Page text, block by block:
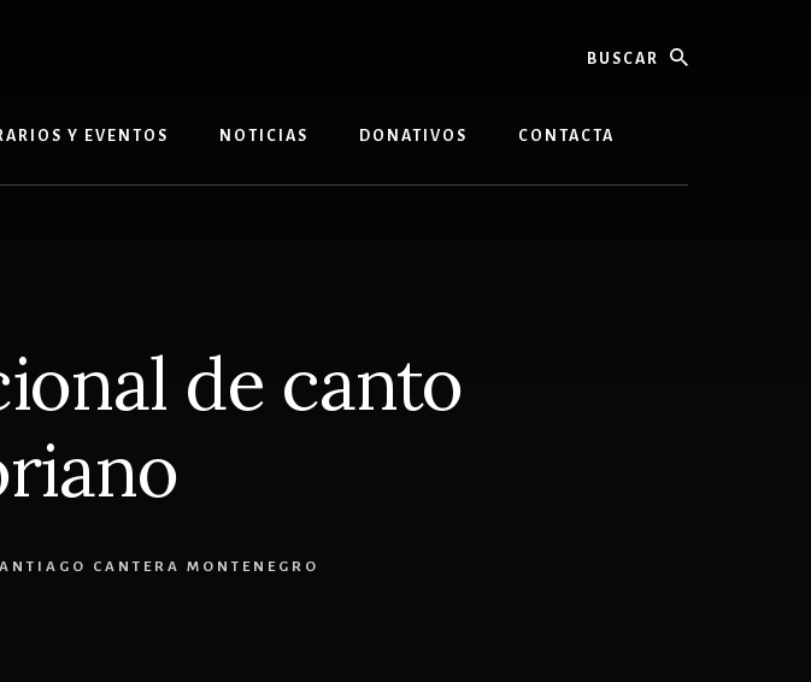
Y EVENTOS NOTICIAS DONATIVOS CONTACTA
de canto
CANTERA MONTENEGRO